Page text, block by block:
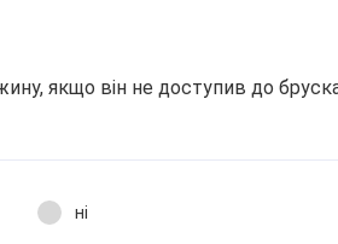
якщо він не доступив до
ні